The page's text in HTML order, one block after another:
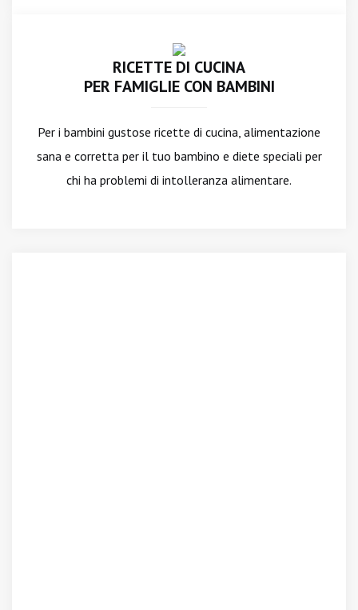
RICETTE DI CUCINA
PER FAMIGLIE CON BAMBINI
Per i bambini gustose ricette di cucina, alimentazione
sana e corretta per il tuo bambino e diete speciali per
chi ha problemi di intolleranza alimentare.